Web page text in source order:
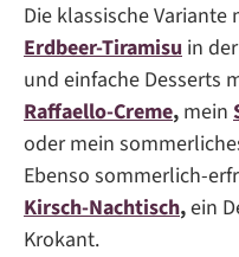
Die klassische
Erdbeer-Tiramisu in
und einfache Desserts
Raffaello-Creme, mein
oder mein
Ebenso sommerlich-
Kirsch-Nachtisch,ein
Krokant.